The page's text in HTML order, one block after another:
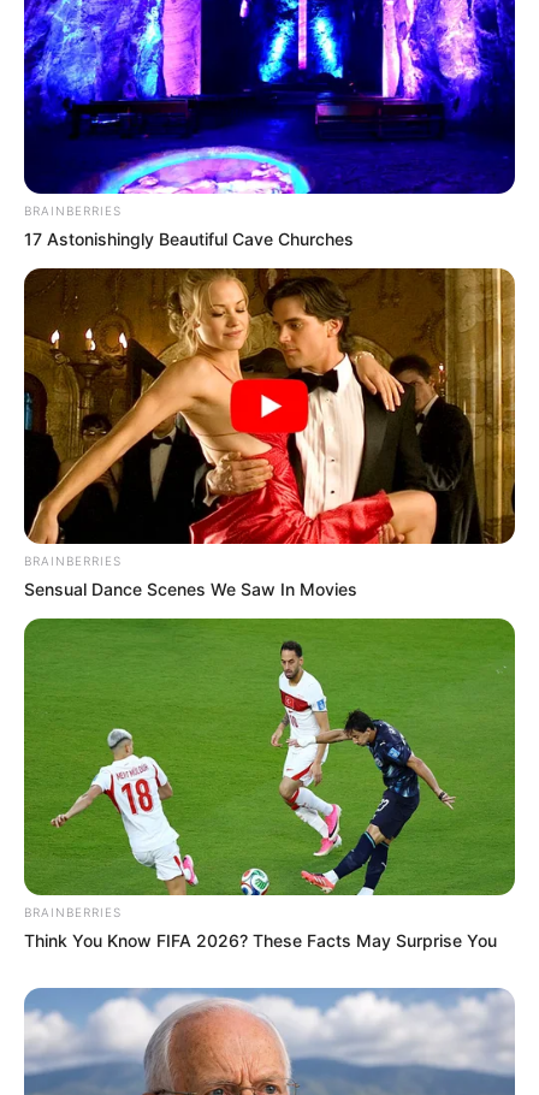
Distrito de Conceição recebe melhorias
ESAPP reassume horta para fins pedagógicos e
venda a população
Ouvidor da FUNGE dá palestra aos projetos
atendidos pela Assistência Social
BRAINBERRIES
17 Astonishingly Beautiful Cave Churches
BRAINBERRIES
Sensual Dance Scenes We Saw In Movies
BRAINBERRIES
Think You Know FIFA 2026? These Facts May Surprise You